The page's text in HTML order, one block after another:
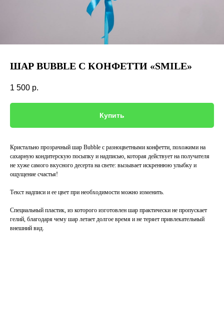
ШАР BUBBLE С КОНФЕТТИ «SMILE»
1 500 р.
Купить
Кристально прозрачный шар Bubble с разноцветными конфетти, похожими на
сахарную кондитерскую посыпку и надписью, которая действует на получателя
не хуже самого вкусного десерта на свете: вызывает искреннюю улыбку и
ощущение счастья!
Текст надписи и ее цвет при необходимости можно изменить.
Специальный пластик, из которого изготовлен шар практически не пропускает
гелий, благодаря чему шар летает долгое время и не теряет привлекательный
внешний вид.